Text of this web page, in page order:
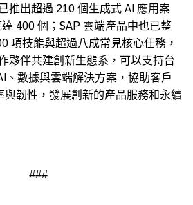
推出超過 210 個生成式 AI 應用案
400 個；SAP 雲端產品中也已整
項技能與超過八成常見核心任務，
夥伴共建創新生態系，可以支持台
、數據與雲端解決方案，協助客戶
與韌性，發展創新的產品服務和永續
###